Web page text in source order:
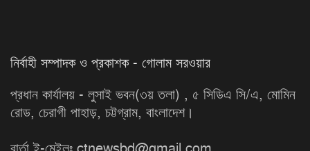
নির্বাহী সম্পাদক ও প্রকাশক - গোলাম সরওয়ার
প্রধান কার্যালয় - লুসাই ভবন(৩য় তলা) , ৫ সিডিএ সি/এ, মোমিন
রোড, চেরাগী পাহাড়, চট্টগ্রাম, বাংলাদেশ।